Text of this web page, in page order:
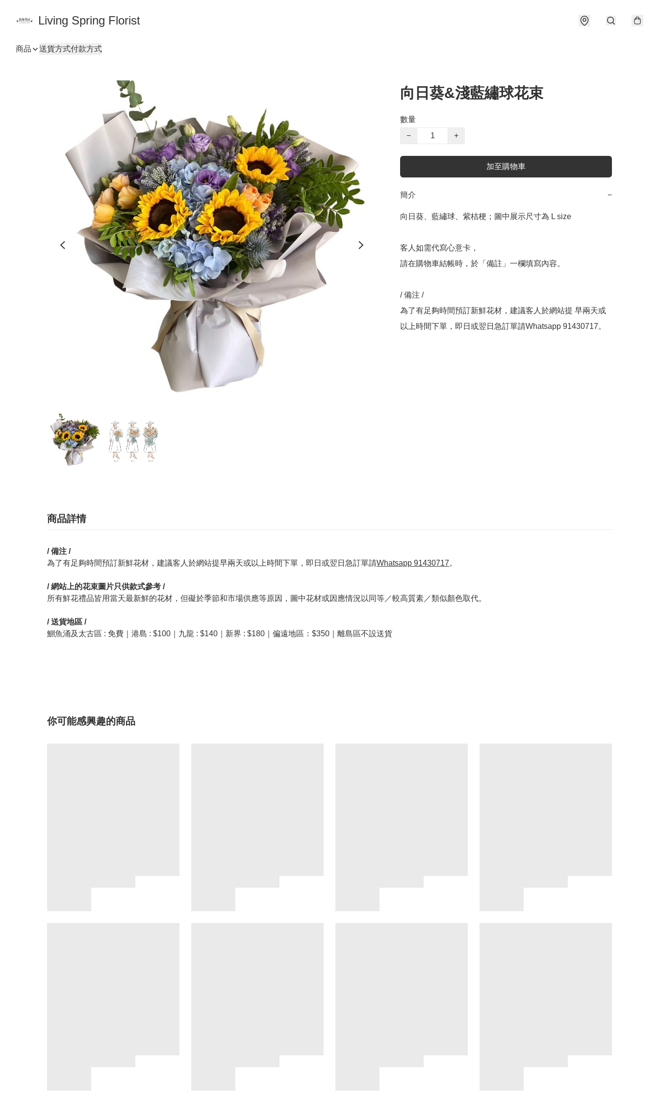
Living Spring Florist
商品 送貨方式付款方式
向日葵&淺藍繡球花束
數量
−
+
加至購物車
簡介 −
向日葵、藍繡球、紫桔梗；圖中展示尺寸為 L size
客人如需代寫心意卡，
請在購物車結帳時，於「備註」一欄填寫內容。
/ 備注 /
為了有足夠時間預訂新鮮花材，建議客人於網站提 早兩天或
以上時間下單，即日或翌日急訂單請Whatsapp 91430717。
商品詳情
/ 備注 /
為了有足夠時間預訂新鮮花材，建議客人於網站提早兩天或以上時間下單，即日或翌日急訂單請Whatsapp 91430717。
/ 網站上的花束圖片只供款式參考 /
所有鮮花禮品皆用當天最新鮮的花材，但礙於季節和市場供應等原因，圖中花材或因應情況以同等／較高質素／類似顏色取代。
/ 送貨地區 /
鰂魚涌及太古區 : 免費｜港島 : $100｜九龍 : $140｜新界 : $180｜偏遠地區：$350｜離島區不設送貨
你可能感興趣的商品